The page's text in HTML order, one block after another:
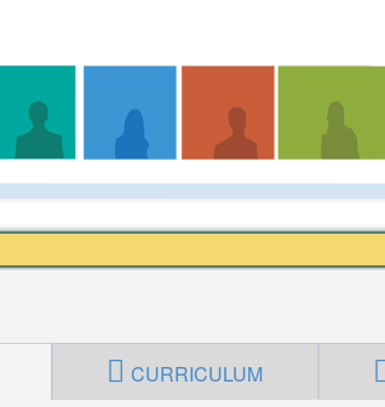
CURRICULUM